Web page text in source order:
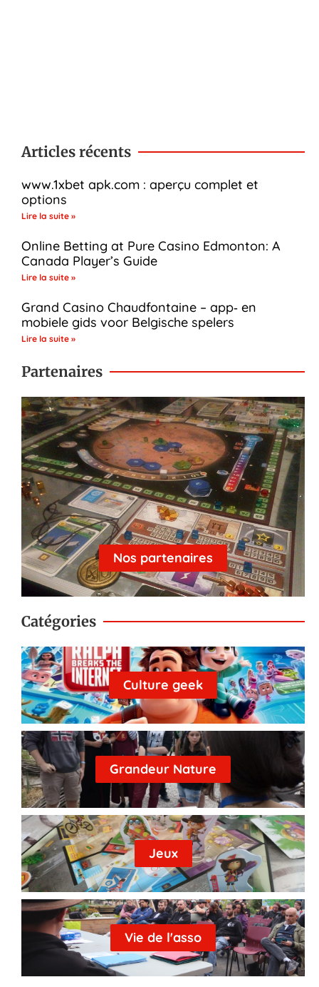
Articles récents
www.1xbet apk.com : aperçu complet et
options
Lire la suite »
Online Betting at Pure Casino Edmonton: A
Canada Player’s Guide
Lire la suite »
Grand Casino Chaudfontaine – app‑ en
mobiele gids voor Belgische spelers
Lire la suite »
Partenaires
Nos partenaires
Catégories
Culture geek
Grandeur Nature
Jeux
Vie de l'asso